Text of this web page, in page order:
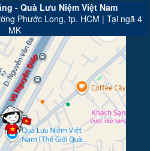
- Quà Lưu Niệm Việt Nam
Phước Long, tp. HCM | Tại ngã 4
MK